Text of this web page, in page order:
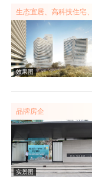
效果图
生态宜居、高科技住宅、
品牌房企